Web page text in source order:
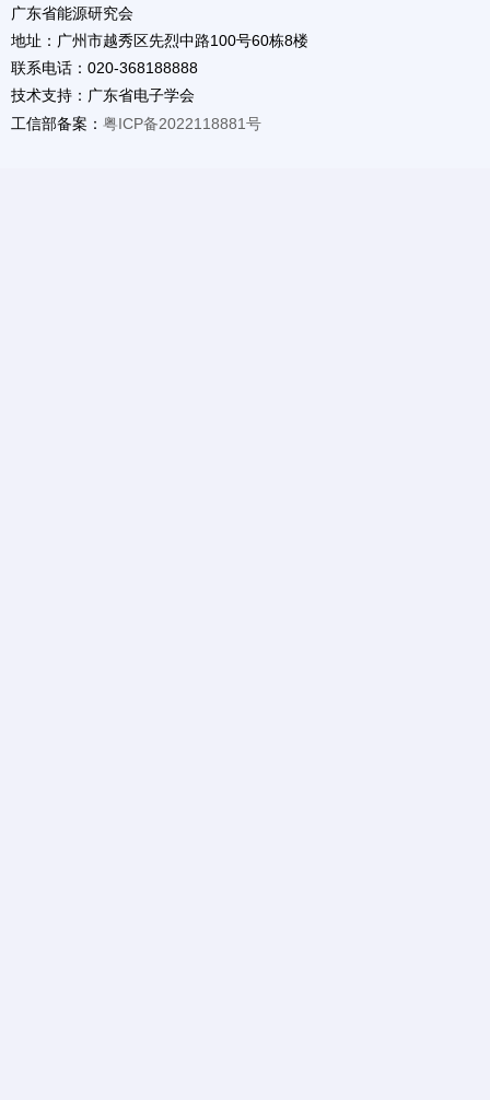
广东省能源研究会
地址：广州市越秀区先烈中路100号60栋8楼
联系电话：020-368188888
技术支持：广东省电子学会
工信部备案： 粤ICP备2022118881号